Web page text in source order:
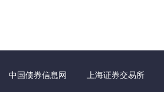
中国债券信息网 上海证券交易所